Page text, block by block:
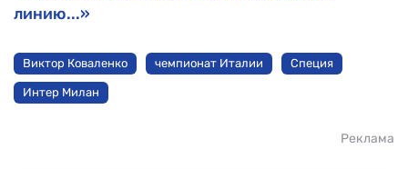
линию...»
Виктор Коваленко чемпионат Италии Специя
Интер Милан
Реклама